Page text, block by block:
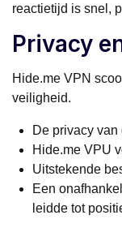
reactietijd is snel,
Privacy
Hide.me VPN
veiligheid.
De privacy
Hide.me VPU
Uitstekende
Een
leidde tot